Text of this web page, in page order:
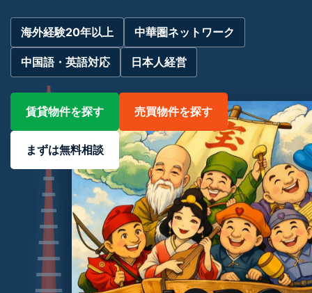
海外経験20年以上 中華圏ネットワーク
中国語・英語対応 日本人経営
賃貸物件を探す 売買物件を探す
まずは無料相談